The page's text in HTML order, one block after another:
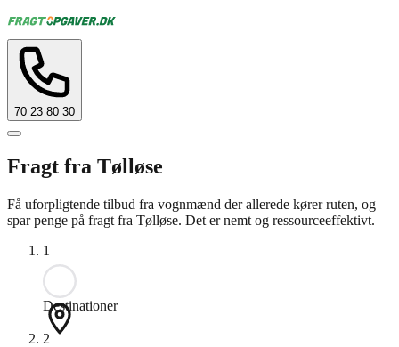
70 23 80 30
Fragt fra Tølløse
Få uforpligtende tilbud fra vognmænd der allerede kører ruten, og
spar penge på fragt fra Tølløse. Det er nemt og ressourceeffektivt.
1
Destinationer
2